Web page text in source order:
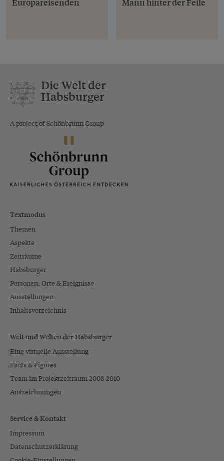
Die Welt der
Habsburger
A project of Schönbrunn Group
Textmodus
Themen
Aspekte
Zeiträume
Habsburger
Personen, Orte & Ereignisse
Ausstellungen
Inhaltsverzeichnis
Welt und Welten der Habsburger
Eine virtuelle Ausstellung
Facts & Figures
Team im Projektzeitraum 2008-2010
Auszeichnungen
Service & Kontakt
Impressum
Datenschutzerklärung